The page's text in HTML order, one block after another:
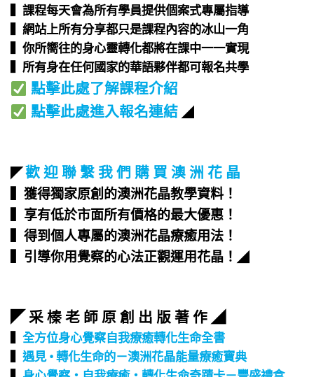
▍課程每天會為所有學員提供個案式專屬指導​
▍網站上所有分享都只是課程內容的冰山一角​
▍你所嚮往的身心靈轉化都將在課中一一實現​
▍所有身在任何國家的華語夥伴都可報名共學​
點擊此處了解課程介紹
點擊此處進入報名連結 ◢
◤歡 迎 聯 繫 我 們 購 買 澳 洲 花 晶
▍獲得獨家原創的澳洲花晶教學資料！
▍享有低於市面所有價格的最大優惠！
▍得到個人專屬的澳洲花晶療癒用法！
▍引導你用覺察的心法正觀運用花晶！ ◢
◤ 采 榛 老 師 原 創 出 版 著 作 ◢
▍ 全方位身心覺察自我療癒轉化生命全書
▍ 遇見 • 轉化生命的－澳洲花晶能量療癒寶典